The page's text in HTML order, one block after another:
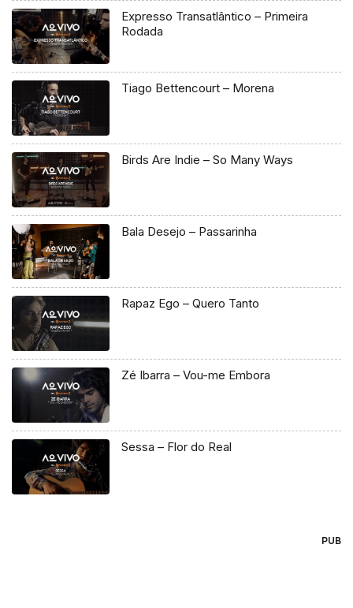
Expresso Transatlântico – Primeira
Rodada
Tiago Bettencourt – Morena
Birds Are Indie – So Many Ways
Bala Desejo – Passarinha
Rapaz Ego – Quero Tanto
Zé Ibarra – Vou-me Embora
Sessa – Flor do Real
PUB